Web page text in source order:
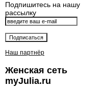
Подпишитесь на нашу
рассылку
Наш партнёр
Женская сеть
myJulia.ru